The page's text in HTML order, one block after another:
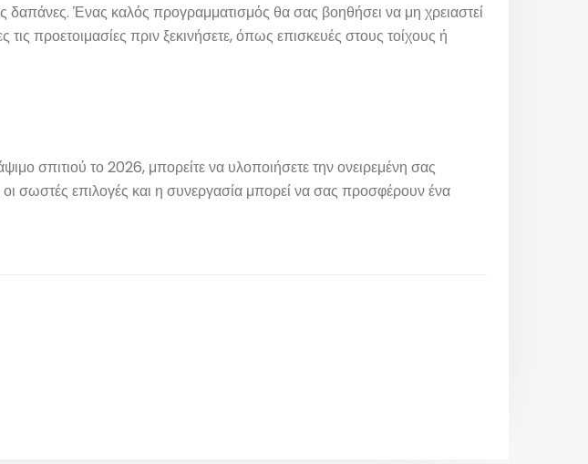
δαπάνες. Ένας καλός προγραμματισμός θα σας βοηθήσει να μη χρειαστεί
προετοιμασίες πριν ξεκινήσετε, όπως επισκευές στους τοίχους ή
σπιτιού το 2026, μπορείτε να υλοποιήσετε την ονειρεμένη σας
σωστές επιλογές και η συνεργασία μπορεί να σας προσφέρουν ένα